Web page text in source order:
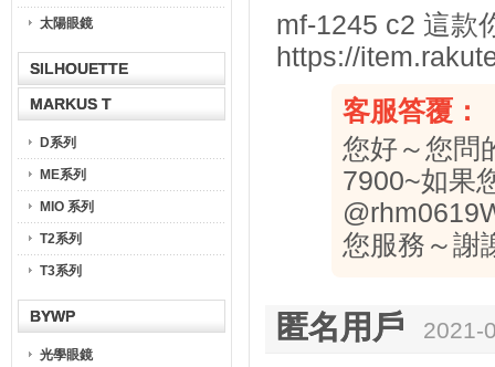
mf-1245 c2 這款
https://
客服答覆：
您好～您問
7900~如果
您服務～謝
匿名用戶 2021-
太陽眼鏡
SILHOUETTE
MARKUS T
D系列
ME系列
MIO 系列
T2系列
T3系列
BYWP
光學眼鏡